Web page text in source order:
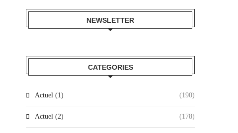
NEWSLETTER
CATEGORIES
Actuel (1) (190)
Actuel (2) (178)